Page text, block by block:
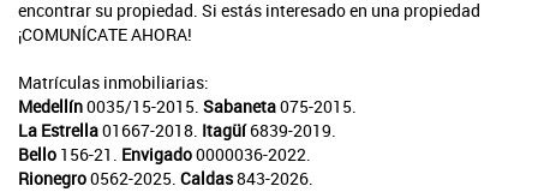
encontrar su propiedad. Si estás interesado en una propiedad
¡COMUNÍCATE AHORA!
Matrículas inmobiliarias:
Medellín0035/15-2015. Sabaneta075-2015.
La Estrella01667-2018. Itagüí6839-2019.
Bello 156-21. Envigado0000036-2022.
Rionegro0562-2025. Caldas843-2026.